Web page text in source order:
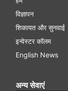
विज्ञापन
शिकायत और सुनवाई
इन्वेस्टर कॉलम
English News
अन्य सेवाएं